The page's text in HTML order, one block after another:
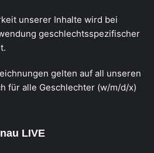
unserer Inhalte wird bei
geschlechtsspezifischer
gelten auf all unseren
für alle Geschlechter (w/m/d/x)
LIVE